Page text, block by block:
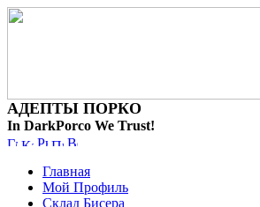
АДЕПТЫ ПОРКО
In DarkPorco We Trust!
Главная
Мой Профиль
Склад Бисера